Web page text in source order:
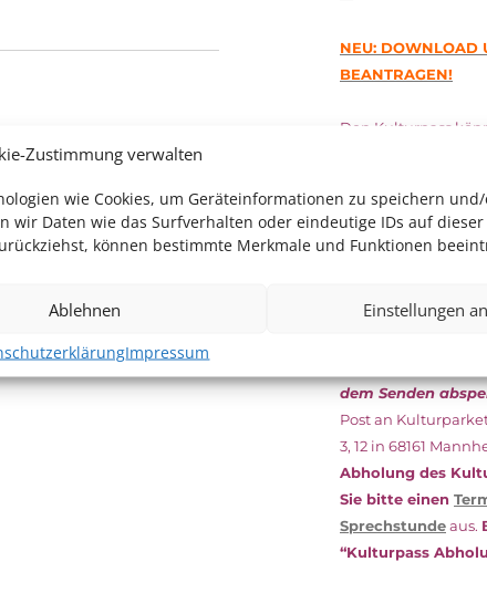
Zustimmung verwalten
wie Cookies, um Geräteinformationen zu speichern
Daten wie das Surfverhalten oder eindeutige IDs auf
können bestimmte Merkmale und Funktionen
Ablehnen Einstellungen
Impressum
NEU: DOWNLOAD
BEANTRAGEN!
Den Kulturpass
esunterschrieben
dem aktuellen
das Kulturparkett
dem Senden
Post an
3, 12 in 68161
Abholung des
Sie bitte einen
Sprechstundeaus.
“Kulturpass